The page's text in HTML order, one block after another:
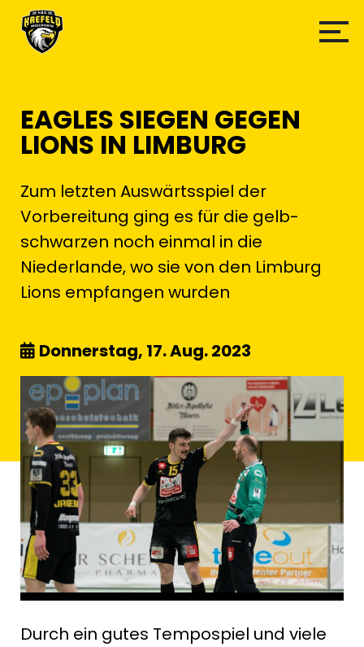
EAGLES SIEGEN GEGEN
LIONS IN LIMBURG
Zum letzten Auswärtsspiel der
Vorbereitung ging es für die gelb-
schwarzen noch einmal in die
Niederlande, wo sie von den Limburg
Lions empfangen wurden
Donnerstag, 17. Aug. 2023
Durch ein gutes Tempospiel und viele